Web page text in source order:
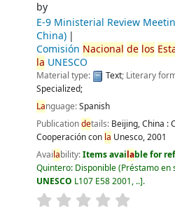
by
E-9 Ministerial Review
China)
Comisión Nacional de los
la UNESCO
Material type: Text; Literary
Specialized;
Language:Spanish
Publicationdetails: Beijing, China :
Cooperación con la Unesco,2001
Availability:Items available for
Quintero: Disponible (Préstamo en
UNESCO L107 E58 2001, .. .